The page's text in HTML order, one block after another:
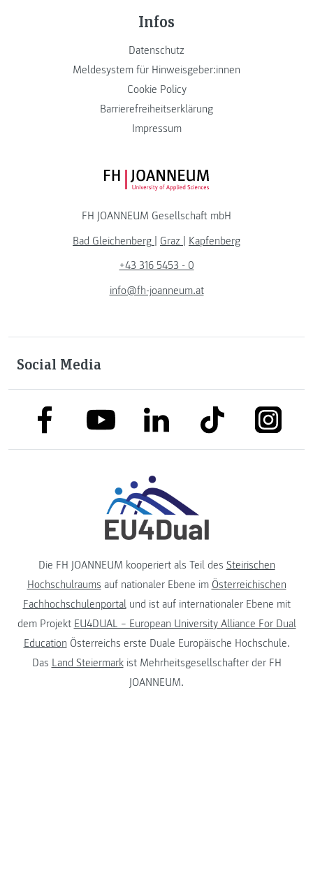
Infos
Datenschutz
Meldesystem für Hinweisgeber:innen
Cookie Policy
Barrierefreiheitserklärung
Impressum
FH JOANNEUM Logo
FH JOANNEUM Gesellschaft mbH
Bad Gleichenberg | Graz | Kapfenberg
+43 316 5453 - 0
info@fh-joanneum.at
Social Media
link to facebooklink to youtubelink to linkedinlink to tiktok link to
Die FH JOANNEUM kooperiert als Teil des Steirischen
Hochschulraums auf nationaler Ebene im Österreichischen
Fachhochschulenportalund ist auf internationaler Ebene mit
dem Projekt EU4DUAL – European University Alliance For Dual
Education Österreichs erste Duale Europäische Hochschule.
Das Land Steiermarkist Mehrheitsgesellschafter der FH
JOANNEUM.